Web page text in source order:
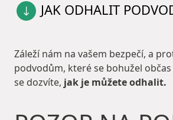
JAK ODHALIT
Záleží nám na vašem bezpečí, a
podvodům, které se bohužel
se dozvíte, jak je můžete odhalit.